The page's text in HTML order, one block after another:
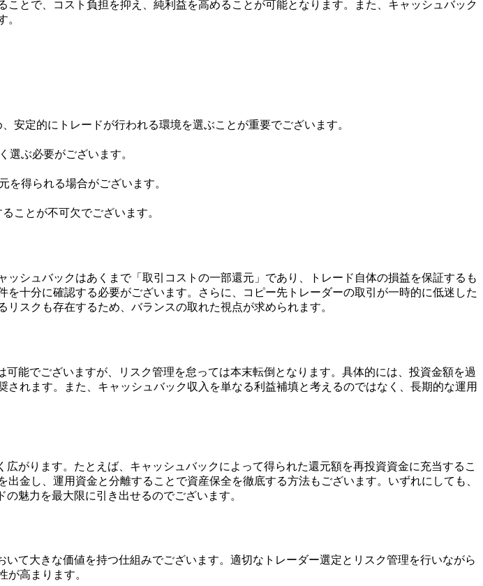
とで、コスト負担を抑え、純利益を高めることが可能となります。また、キャッシュバック
。
安定的にトレードが行われる環境を選ぶことが重要でございます。
選ぶ必要がございます。
得られる場合がございます。
ことが不可欠でございます。
シュバックはあくまで「取引コストの一部還元」であり、トレード自体の損益を保証するも
十分に確認する必要がございます。さらに、コピー先トレーダーの取引が一時的に低迷した
スクも存在するため、バランスの取れた視点が求められます。
能でございますが、リスク管理を怠っては本末転倒となります。具体的には、投資金額を過
れます。また、キャッシュバック収入を単なる利益補填と考えるのではなく、長期的な運用
がります。たとえば、キャッシュバックによって得られた還元額を再投資資金に充当するこ
金し、運用資金と分離することで資産保全を徹底する方法もございます。いずれにしても、
魅力を最大限に引き出せるのでございます。
て大きな価値を持つ仕組みでございます。適切なトレーダー選定とリスク管理を行いながら
高まります。